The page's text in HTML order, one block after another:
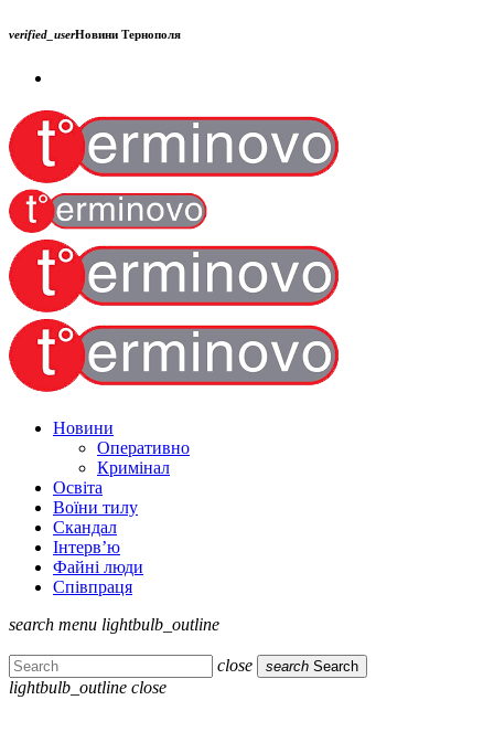
verified_userНовини Тернополя
Новини
Оперативно
Кримінал
Освіта
Воїни тилу
Скандал
Інтерв’ю
Файні люди
Співпраця
search menu lightbulb_outline
close search Search
lightbulb_outline close